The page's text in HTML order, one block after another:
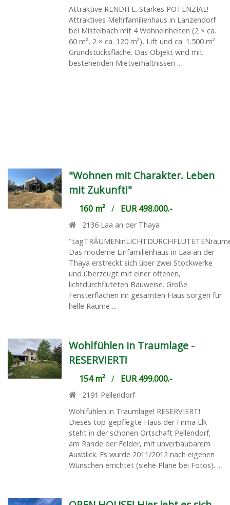
Attraktive RENDITE. Starkes POTENZIAL!
Attraktives Mehrfamilienhaus in Lanzendorf
bei Mistelbach mit 4 Wohneinheiten (2 × ca.
60 m², 2 × ca. 120 m²), Lift und ca. 1.500 m²
Grundstücksfläche. Das Objekt wird mit
bestehenden Mietverhältnissen ...
"Wohnen mit Charakter. Leben
mit Zukunft!"
160 m²/ EUR 498.000.-
2136 Laa an der Thaya
Das moderne Einfamilienhaus in Laa an der
Thaya erstreckt sich über zwei Stockwerke
und überzeugt mit einer offenen,
lichtdurchfluteten Bauweise. Große
Fensterflächen im gesamten Haus sorgen für
helle Räume ...
Wohlfühlen in Traumlage -
RESERVIERT!
154 m²/ EUR 499.000.-
2191 Pellendorf
Wohlfühlen in Traumlage! RESERVIERT!
Dieses top-gepflegte Haus der Firma Elk
steht in der schönen Ortschaft Pellendorf,
am Rande der Felder, mit unverbaubarem
Ausblick. Es wurde 2011/2012 nach eigenen
Wünschen errichtet (siehe Pläne bei Fotos). ...